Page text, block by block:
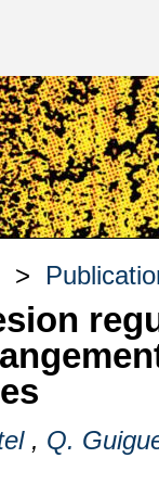
les systèmes
>
, Q.